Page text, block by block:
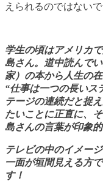
えられるのではないで
学生の頃はアメリカ
島さん。道中読んで
家）の本から人生の
“仕事は一つの長いス
テージの連続だと捉
たいことに正直に、
島さんの言葉が印象的
テレビの中のイメー
一面が垣間見える方
す！